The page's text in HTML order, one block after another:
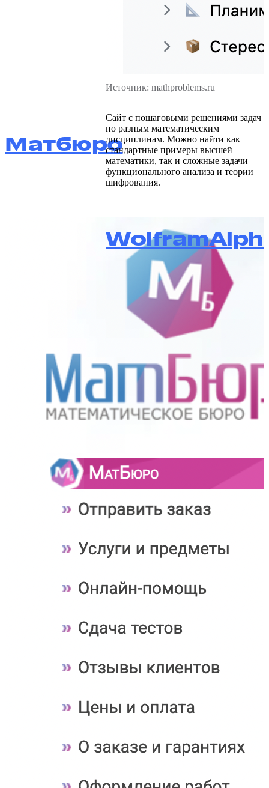
Источник: mathproblems.ru
Матбюро
Сайт с пошаговыми решениями задач
по разным математическим
дисциплинам. Можно найти как
стандартные примеры высшей
математики, так и сложные задачи
функционального анализа и теории
шифрования.